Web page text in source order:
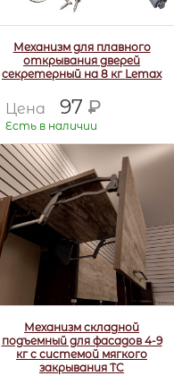
Механизм для плавного
открывания дверей
секретерный на 8 кг Lemax
Цена 97 Р
Есть в наличии
Механизм складной
подъемный для фасадов 4-9
кг с системой мягкого
закрывания TC